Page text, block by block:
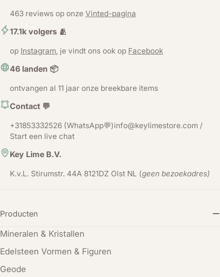
463 reviews op onze Vinted-pagina
17.1k volgers 🫂
op Instagram, je vindt ons ook op Facebook
46 landen 📦
ontvangen al 11 jaar onze breekbare items
Contact 💬
+31853332526 (WhatsApp💬)info@keylimestore.com /
Start een live chat
Key Lime B.V.
K.v.L. Stirumstr. 44A 8121DZ Olst NL (geen bezoekadres)
Producten
Mineralen & Kristallen
Edelsteen Vormen & Figuren
Geode